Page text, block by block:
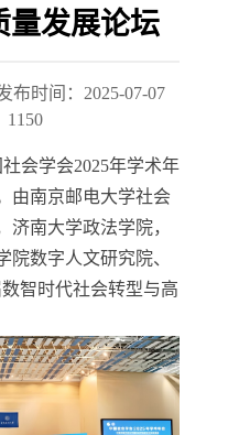
量发展论坛
布时间：2025-07-07
1150
社会学会2025年学术年
由南京邮电大学社会
济南大学政法学院，
院数字人文研究院、
智时代社会转型与高